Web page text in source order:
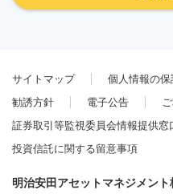
サイトマップ
個人情報の
勧誘方針
電子公告
証券取引等監視委員会情報提供窓
投資信託に関する留意事項
明治安田アセットマネジメント